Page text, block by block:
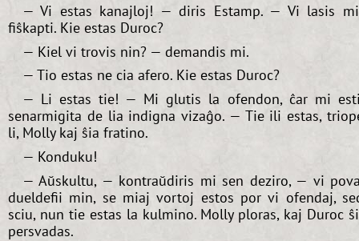
— Vi estas kanajloj! — diris Estamp. — Vi lasis
fiŝkapti. Kie estas Duroc?
— Kiel vi trovis nin? — demandis mi.
— Tio estas ne cia afero. Kie estas Duroc?
— Li estas tie! — Mi glutis la ofendon, ĉar mi
senarmigita de lia indigna vizaĝo. — Tie ili estas,
li, Molly kaj ŝia fratino.
— Konduku!
— Aŭskultu, — kontraŭdiris mi sen deziro, — vi
dueldefii min, se miaj vortoj estos por vi ofendaj,
sciu, nun tie estas la kulmino. Molly ploras, kaj Duroc
persvadas.